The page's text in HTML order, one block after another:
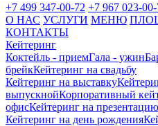
+7 499 347-00-72 +7 967 023-00-
О НАС УСЛУГИ МЕНЮ
КОНТАКТЫ
Кейтеринг
Коктейль - приемГала - ужин
брейкКейтеринг на свадьбу
Кейтеринг на выставку
выпускнойКорпоративный
офисКейтеринг на презентацию
Кейтеринг на день рождения